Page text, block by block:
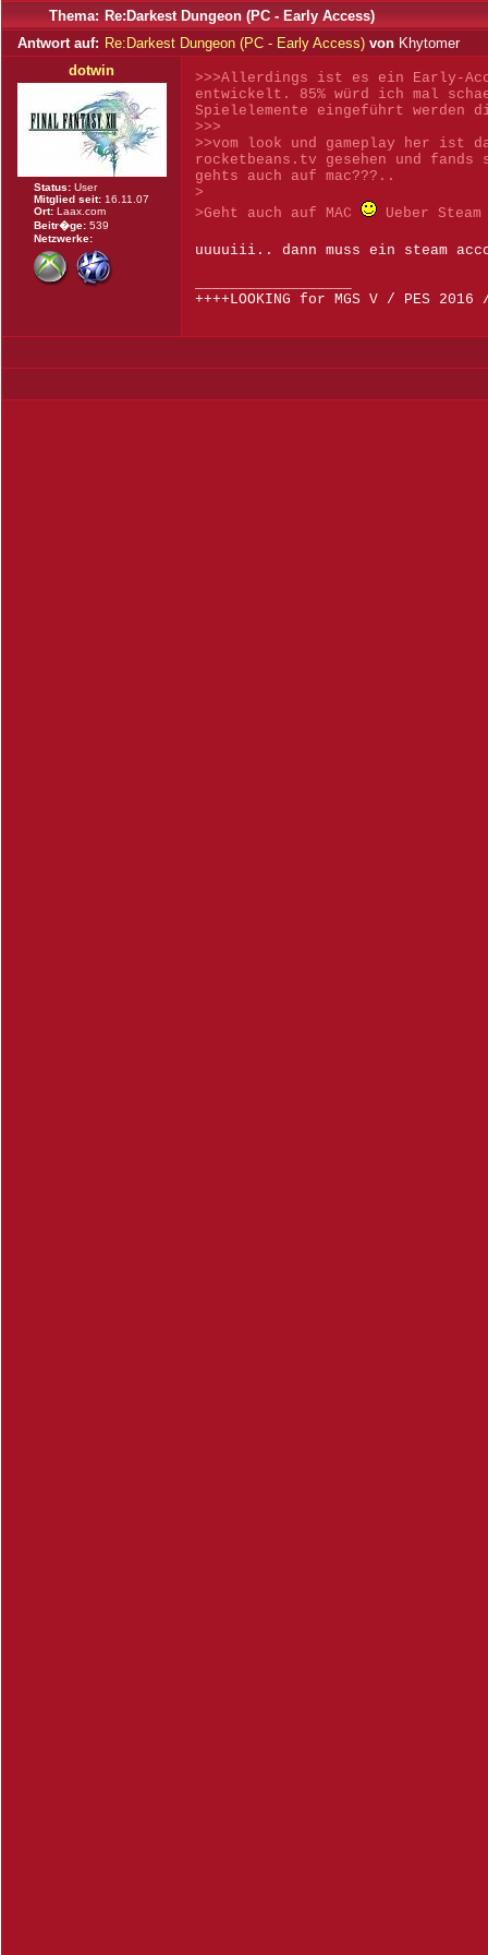
Thema: Re:Darkest Dungeon (PC - Early Access)
Antwort auf: Re:Darkest Dungeon (PC - Early Access) von Khytomer
dotwin
Status: User
Mitglied seit: 16.11.07
Ort: Laax.com
Beitr�ge: 539
Netzwerke:
>>>Allerdings ist es ein Early-
entwickelt. 85% würd ich mal
Spielelemente eingeführt werden
>>>
>>vom look und gameplay her
rocketbeans.tv gesehen und
gehts auch auf mac???..
>
>Geht auch auf MAC
Ueber
uuuuiii.. dann muss ein steam
++++LOOKING for MGS V / PES